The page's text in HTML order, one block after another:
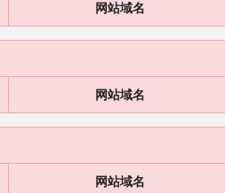
网站域名
网站域名
网站域名